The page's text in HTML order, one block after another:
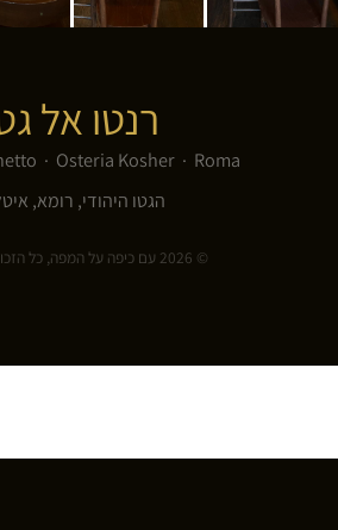
רנטו אל
· Osteria Kosher · Roma
הגטו היהודי, רומא,
© 2026 עם כיפה על המפה, כל הזכויות שמורות